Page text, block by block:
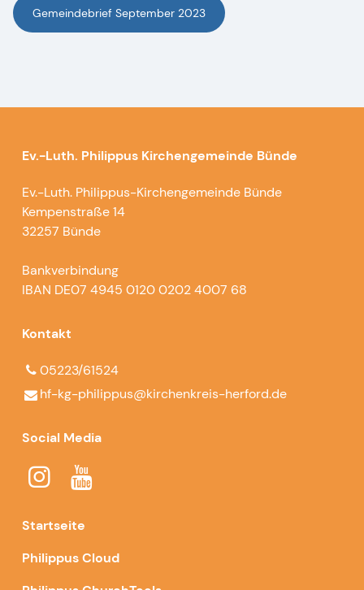
Gemeindebrief September 2023
Ev.-Luth. Philippus Kirchengemeinde Bünde
Ev.-Luth. Philippus-Kirchengemeinde Bünde
Kempenstraße 14
32257 Bünde
Bankverbindung
IBAN DE07 4945 0120 0202 4007 68
Kontakt
05223/61524
hf-kg-philippus@​kirchenkreis-herford.​de
Social Media
Startseite
Philippus Cloud